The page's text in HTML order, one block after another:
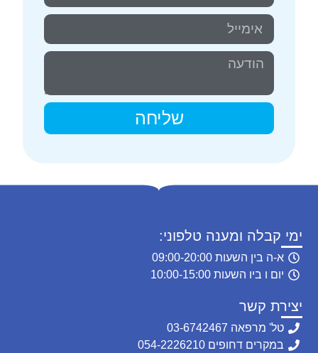
שליחה
יצירת קשר
טל' מרפאה 03-6742467
במקרים דחופים 054-2226210
ימי קבלה ומענה טלפוני:
א-ה בין השעות 09:00-20:00
יום ו ביו השעות 10:00-15:00